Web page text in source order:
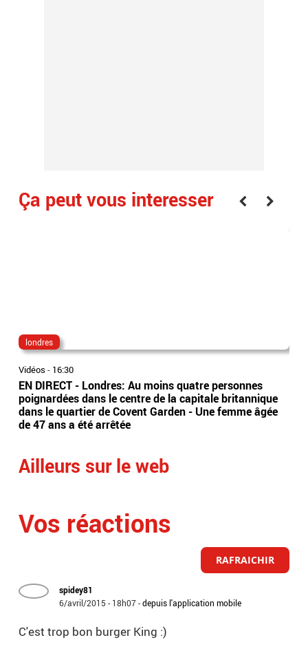
Ça peut vous interesser
londres
Vidéos - 16:30
EN DIRECT - Londres: Au moins quatre personnes
poignardées dans le centre de la capitale britannique
dans le quartier de Covent Garden - Une femme âgée
de 47 ans a été arrêtée
Ailleurs sur le web
Vos réactions
RAFRAICHIR
spidey81
6/avril/2015 - 18h07-depuis l'application mobile
C'est trop bon burger King :)